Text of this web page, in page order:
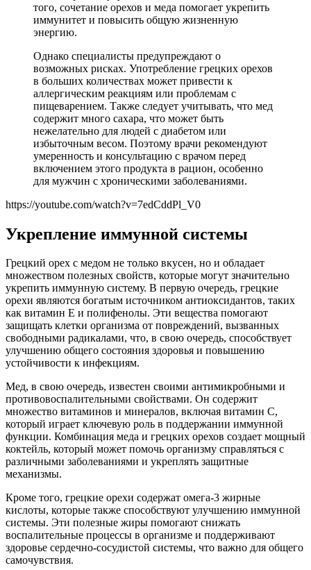
того, сочетание орехов и меда помогает укрепить
иммунитет и повысить общую жизненную
энергию.
Однако специалисты предупреждают о
возможных рисках. Употребление грецких орехов
в больших количествах может привести к
аллергическим реакциям или проблемам с
пищеварением. Также следует учитывать, что мед
содержит много сахара, что может быть
нежелательно для людей с диабетом или
избыточным весом. Поэтому врачи рекомендуют
умеренность и консультацию с врачом перед
включением этого продукта в рацион, особенно
для мужчин с хроническими заболеваниями.
https://youtube.com/watch?v=7edCddPl_V0
Укрепление иммунной системы
Грецкий орех с медом не только вкусен, но и обладает
множеством полезных свойств, которые могут значительно
укрепить иммунную систему. В первую очередь, грецкие
орехи являются богатым источником антиоксидантов, таких
как витамин E и полифенолы. Эти вещества помогают
защищать клетки организма от повреждений, вызванных
свободными радикалами, что, в свою очередь, способствует
улучшению общего состояния здоровья и повышению
устойчивости к инфекциям.
Мед, в свою очередь, известен своими антимикробными и
противовоспалительными свойствами. Он содержит
множество витаминов и минералов, включая витамин C,
который играет ключевую роль в поддержании иммунной
функции. Комбинация меда и грецких орехов создает мощный
коктейль, который может помочь организму справляться с
различными заболеваниями и укреплять защитные
механизмы.
Кроме того, грецкие орехи содержат омега-3 жирные
кислоты, которые также способствуют улучшению иммунной
системы. Эти полезные жиры помогают снижать
воспалительные процессы в организме и поддерживают
здоровье сердечно-сосудистой системы, что важно для общего
самочувствия.